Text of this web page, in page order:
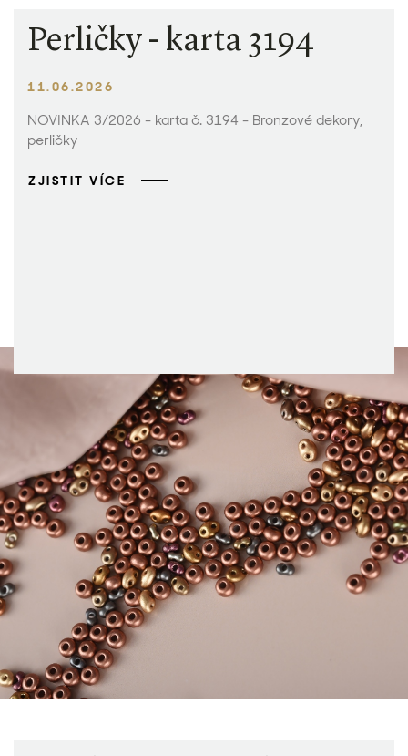
Perličky - karta 3194
11.06.2026
NOVINKA 3/2026 - karta č. 3194 - Bronzové dekory,
perličky
ZJISTIT VÍCE